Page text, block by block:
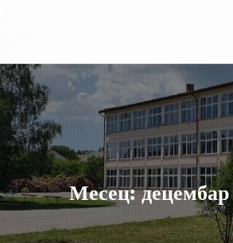
Месец: